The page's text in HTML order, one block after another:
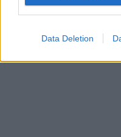
Data Deletion